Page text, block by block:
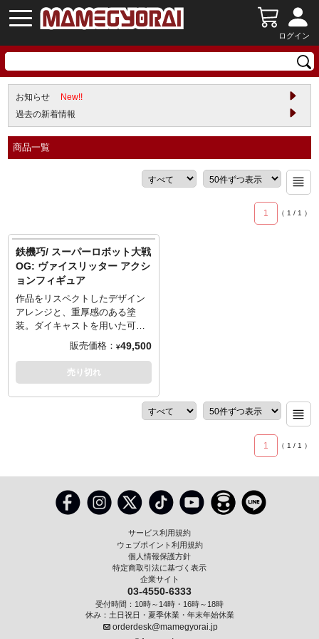
ログイン
お知らせ
New!!
過去の新着情報
商品一覧
1 （ 1 / 1 ）
鉄機巧/ スーパーロボット大戦
OG: ヴァイスリッター アクシ
ョンフィギュア
作品をリスペクトしたデザイン
アレンジと、重厚感のある塗
装。ダイキャストを用いた可動
設計から、外観、手触りともに
重厚感を感じられる、フレイム
トイズのフィギュアブランド
「鉄機巧/クロカラクリ」。
り、エクセレン・ブロウニング
が搭乗する白銀の堕天使「ヴァ
ク多数！翼が展開しテスラ・ド
ライブ内部のクリアパーツが露
出、Eモードでの長距離射程を
イメージした展開のオクスタ
ン・ランチャー、そのオクスタ
ン・ランチャーもハンドガンタ
イプや懸架モードに変形などと
鉄機巧オリジナルギミックに注
目です。自由度の高い関節設計
により、迫力あるポージングが
販売価格： ¥49,500
売り切れ
1 （ 1 / 1 ）
サービス利用規約
ウェブポイント利用規約
個人情報保護方針
特定商取引法に基づく表示
企業サイト
03-4550-6333
受付時間：10時～14時・16時～18時
休み：土日祝日・夏季休業・年末年始休業
orderdesk@mamegyorai.jp